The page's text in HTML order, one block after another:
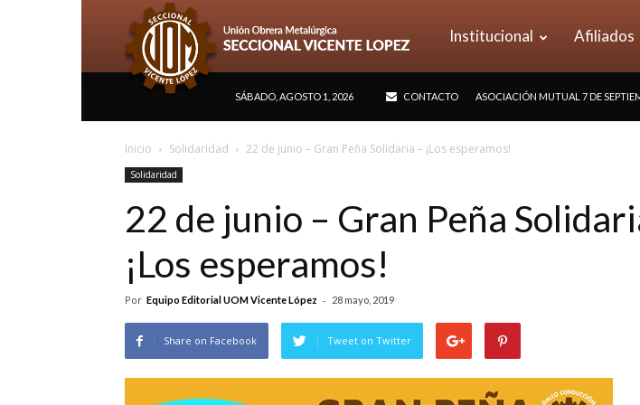
UOM
Institucional Afiliados
SÁBADO, AGOSTO 1, 2026 CONTACTO ASOCIACIÓN MUTUAL 7 DE
Inicio Solidaridad 22 de junio – Gran Peña Solidaria – ¡Los esperamos!
Solidaridad
22 de junio – Gran Peña
¡Los esperamos!
Por Equipo Editorial UOM Vicente López - 28 mayo, 2019
Share on Facebook Tweet on Twitter